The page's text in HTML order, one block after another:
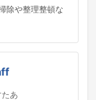
除や整理整頓な
あ